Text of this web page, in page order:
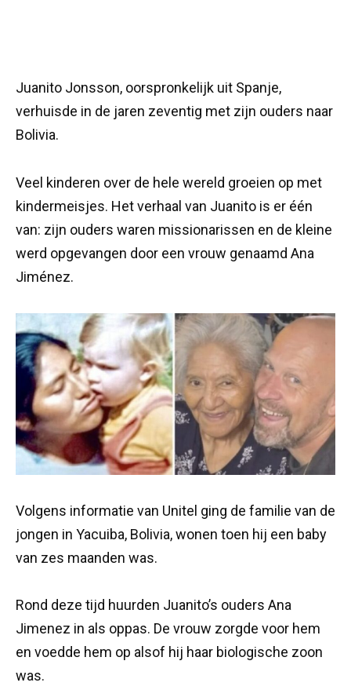
Juanito Jonsson, oorspronkelijk uit Spanje,
verhuisde in de jaren zeventig met zijn ouders naar
Bolivia.
Veel kinderen over de hele wereld groeien op met
kindermeisjes. Het verhaal van Juanito is er één
van: zijn ouders waren missionarissen en de kleine
werd opgevangen door een vrouw genaamd Ana
Jiménez.
Volgens informatie van Unitel ging de familie van de
jongen in Yacuiba, Bolivia, wonen toen hij een baby
van zes maanden was.
Rond deze tijd huurden Juanito’s ouders Ana
Jimenez in als oppas. De vrouw zorgde voor hem
en voedde hem op alsof hij haar biologische zoon
was.